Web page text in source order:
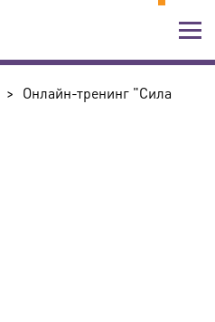
> Онлайн-тренинг "Сила